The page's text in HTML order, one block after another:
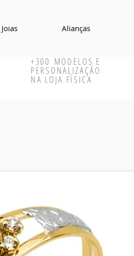
Joias Alianças
+300 MODELOS E
PERSONALIZAÇÃO
NA LOJA FÍSICA